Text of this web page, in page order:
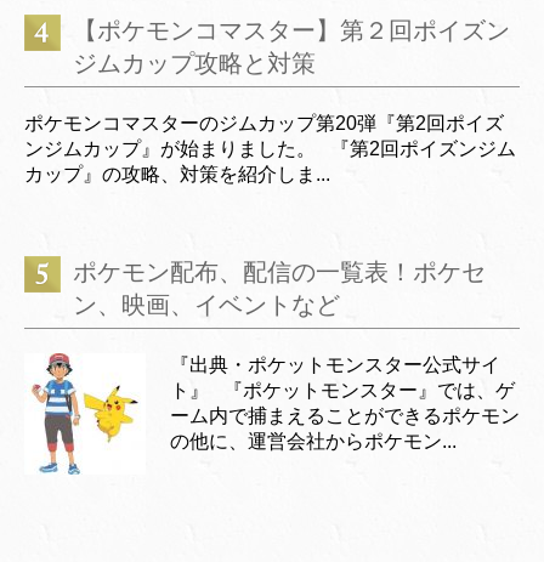
【ポケモンコマスター】第２回ポイズン
ジムカップ攻略と対策
ポケモンコマスターのジムカップ第20弾『第2回ポイズ
ンジムカップ』が始まりました。 『第2回ポイズンジム
カップ』の攻略、対策を紹介しま...
ポケモン配布、配信の一覧表！ポケセ
ン、映画、イベントなど
『出典・ポケットモンスター公式サイ
ト』 『ポケットモンスター』では、ゲ
ーム内で捕まえることができるポケモン
の他に、運営会社からポケモン...